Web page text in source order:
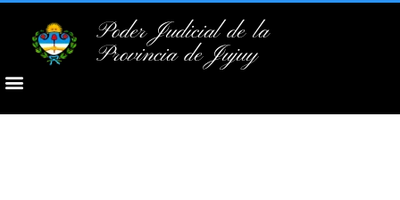
Poder Judicial de la
Provincia de Jujuy